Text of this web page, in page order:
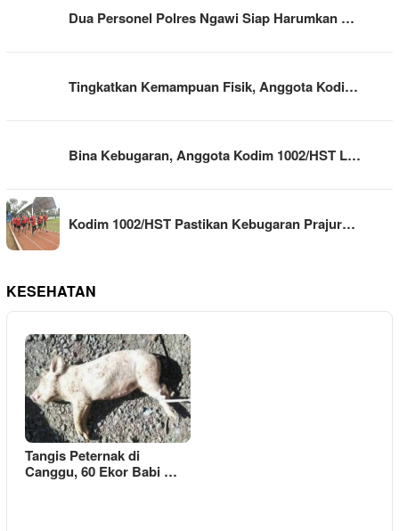
Dua Personel Polres Ngawi Siap Harumkan …
Tingkatkan Kemampuan Fisik, Anggota Kodi…
Bina Kebugaran, Anggota Kodim 1002/HST L…
Kodim 1002/HST Pastikan Kebugaran Prajur…
KESEHATAN
Tangis Peternak di
Canggu, 60 Ekor Babi …